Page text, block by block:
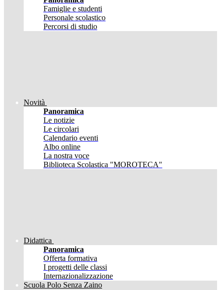
Famiglie e studenti
Personale scolastico
Percorsi di studio
Novità
Panoramica
Le notizie
Le circolari
Calendario eventi
Albo online
La nostra voce
Biblioteca Scolastica "MOROTECA"
Didattica
Panoramica
Offerta formativa
I progetti delle classi
Internazionalizzazione
Scuola Polo Senza Zaino